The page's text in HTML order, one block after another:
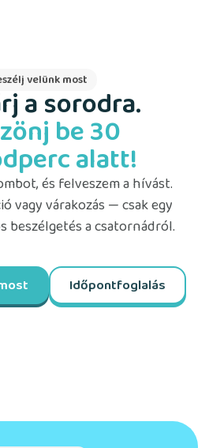
velünk most
a sorodra.
be 30
alatt!
és felveszem a hívást.
vagy várakozás — csak egy
beszélgetés a csatornádról.
Időpontfoglalás